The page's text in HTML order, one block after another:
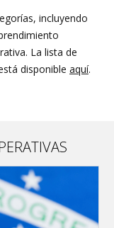
incluyendo
La lista de
disponible aquí.